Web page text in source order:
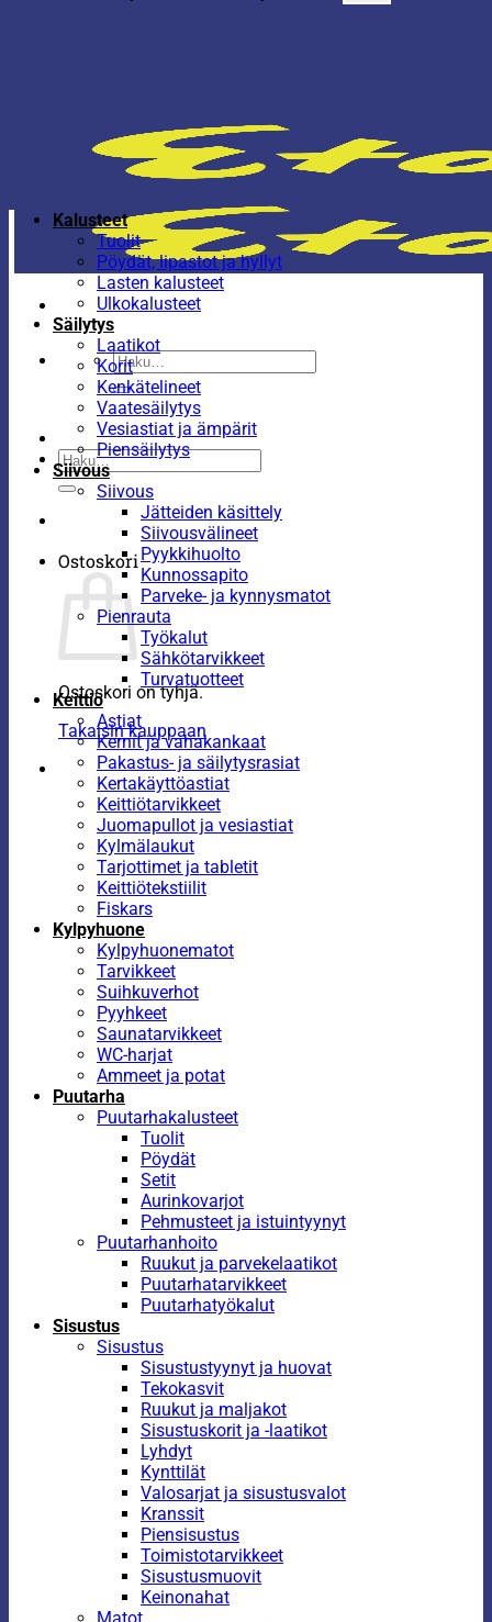
Etsi:
Etsi:
Ostoskori
Ostoskori on tyhjä.
Takaisin kauppaan
Kalusteet
Tuolit
Pöydät, lipastot ja hyllyt
Lasten kalusteet
Ulkokalusteet
Säilytys
Laatikot
Korit
Kenkätelineet
Vaatesäilytys
Vesiastiat ja ämpärit
Piensäilytys
Siivous
Siivous
Jätteiden käsittely
Siivousvälineet
Pyykkihuolto
Kunnossapito
Parveke- ja kynnysmatot
Pienrauta
Työkalut
Sähkötarvikkeet
Turvatuotteet
Keittiö
Astiat
Kernit ja vahakankaat
Pakastus- ja säilytysrasiat
Kertakäyttöastiat
Keittiötarvikkeet
Juomapullot ja vesiastiat
Kylmälaukut
Tarjottimet ja tabletit
Keittiötekstiilit
Fiskars
Kylpyhuone
Kylpyhuonematot
Tarvikkeet
Suihkuverhot
Pyyhkeet
Saunatarvikkeet
WC-harjat
Ammeet ja potat
Puutarha
Puutarhakalusteet
Tuolit
Pöydät
Setit
Aurinkovarjot
Pehmusteet ja istuintyynyt
Puutarhanhoito
Ruukut ja parvekelaatikot
Puutarhatarvikkeet
Puutarhatyökalut
Sisustus
Sisustus
Sisustustyynyt ja huovat
Tekokasvit
Ruukut ja maljakot
Sisustuskorit ja -laatikot
Lyhdyt
Kynttilät
Valosarjat ja sisustusvalot
Kranssit
Piensisustus
Toimistotarvikkeet
Sisustusmuovit
Keinonahat